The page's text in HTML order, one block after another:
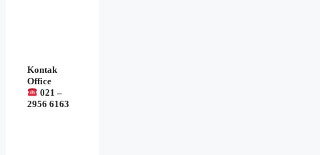
Kontak
Office
021 –
2956 6163